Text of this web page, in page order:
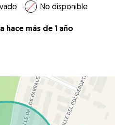
No disponible
más de 1 año